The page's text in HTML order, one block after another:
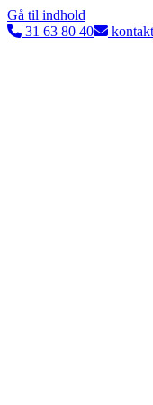
Gå til indhold
31 63 80 40